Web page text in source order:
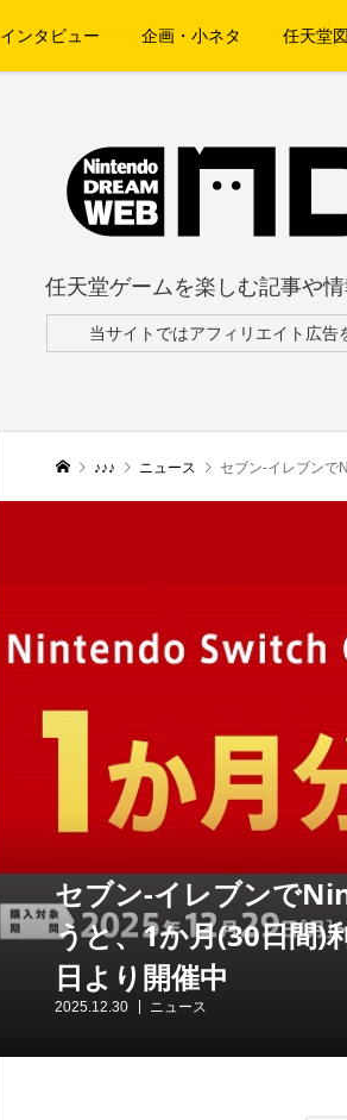
インタビュー 企画・小ネタ 任天堂
任天堂ゲームを楽しむ記事や
当サイトではアフィリエイト広告
♪♪♪ ニュース セブン-イレブンで
セブン-イレブンで
うと、1か月(30日間)
日より開催中
2025.12.30 ニュース